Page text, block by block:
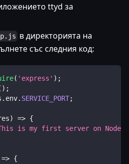
ttyd за
в директорията на
със следния код:
( 'express' ) ;
) ;
. env. SERVICE_PORT;
) => {
is my first server on
=> {